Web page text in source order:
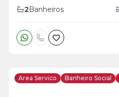
2Banheiros
Area Servico Banheiro Social